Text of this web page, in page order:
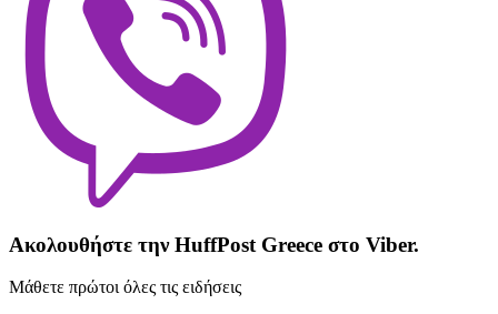
Ακολουθήστε την HuffPost Greece στο Viber.
Μάθετε πρώτοι όλες τις ειδήσεις